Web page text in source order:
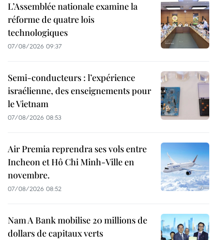
L’Assemblée nationale examine la
réforme de quatre lois
technologiques
07/08/2026 09:37
Semi-conducteurs : l’expérience
israélienne, des enseignements pour
le Vietnam
07/08/2026 08:53
Air Premia reprendra ses vols entre
Incheon et Hô Chi Minh-Ville en
novembre.
07/08/2026 08:52
Nam A Bank mobilise 20 millions de
dollars de capitaux verts